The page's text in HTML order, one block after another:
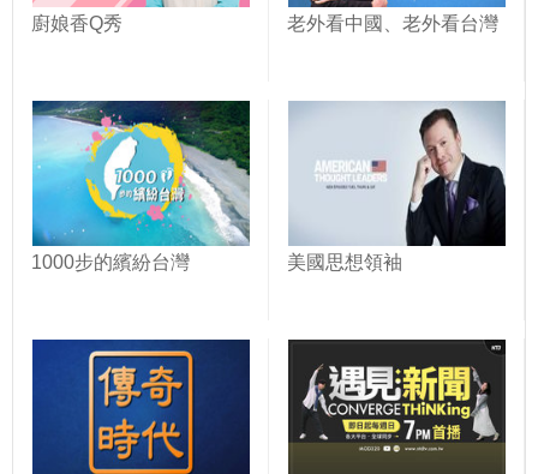
廚娘香Q秀 老外看中國、老外看台灣
1000步的繽紛台灣 美國思想領袖